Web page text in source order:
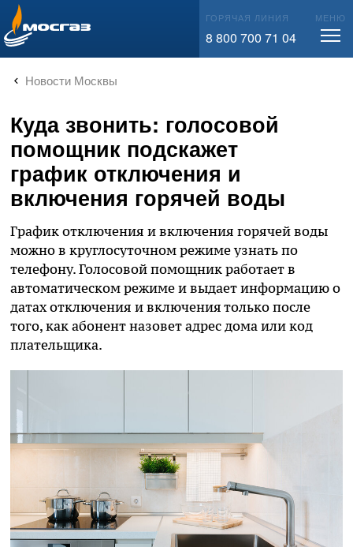
info@mos-gaz.ru ГОРЯЧАЯ ЛИНИЯ
8 800 700 71 04
МЕНЮ
Новости Москвы
Куда звонить: голосовой
помощник подскажет
график отключения и
включения горячей воды
График отключения и включения горячей воды
можно в круглосуточном режиме узнать по
телефону. Голосовой помощник работает в
автоматическом режиме и выдает информацию о
датах отключения и включения только после
того, как абонент назовет адрес дома или код
плательщика.